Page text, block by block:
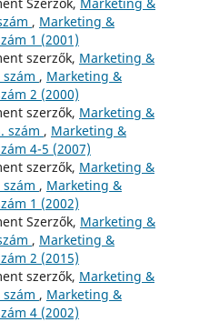
, Marketing &
1 (2001)
szerzők, Marketing &
, Marketing &
2 (2000)
szerzők, Marketing &
szám , Marketing &
4-5 (2007)
szerzők, Marketing &
, Marketing &
1 (2002)
Szerzők, Marketing &
, Marketing &
2 (2015)
szerzők, Marketing &
, Marketing &
4 (2002)